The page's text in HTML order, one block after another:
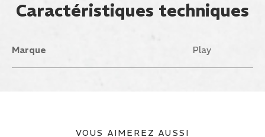
Caractéristiques techniques
Marque Play
VOUS AIMEREZ AUSSI